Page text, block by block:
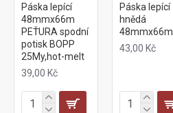
Páska lepící
48mmx66m
PEŤURA spodní
potisk BOPP
25My,hot-melt
39,00 Kč
Páska lepící
hnědá
48mmx66m
43,00 Kč